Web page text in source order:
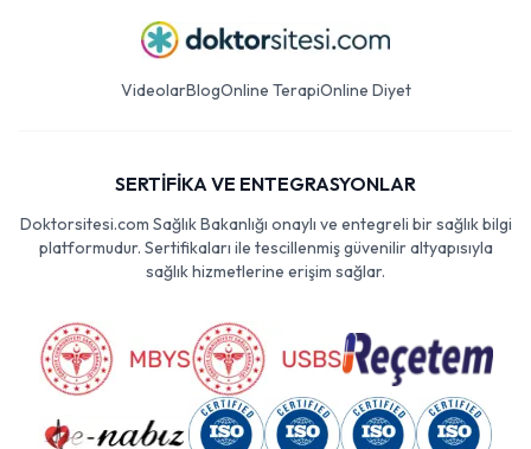
VideolarBlogOnline TerapiOnline Diyet
SERTİFİKA VE ENTEGRASYONLAR
Doktorsitesi.com Sağlık Bakanlığı onaylı ve entegreli bir sağlık bilgi
platformudur. Sertifikaları ile tescillenmiş güvenilir altyapısıyla
sağlık hizmetlerine erişim sağlar.